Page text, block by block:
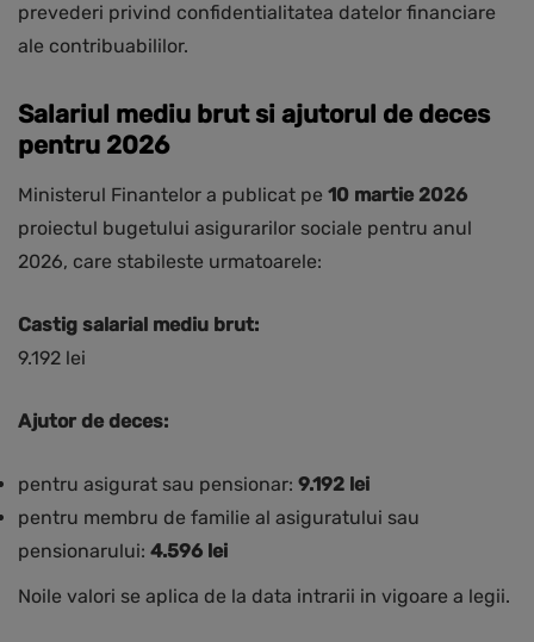
prevederi privind confidentialitatea datelor financiare
ale contribuabililor.
Salariul mediu brut si ajutorul de deces
pentru 2026
Ministerul Finantelor a publicat pe 10 martie 2026
proiectul bugetului asigurarilor sociale pentru anul
2026, care stabileste urmatoarele:
Castig salarial mediu brut:
9.192 lei
Ajutor de deces:
pentru asigurat sau pensionar: 9.192 lei
pentru membru de familie al asiguratului sau
pensionarului: 4.596 lei
Noile valori se aplica de la data intrarii in vigoare a legii.